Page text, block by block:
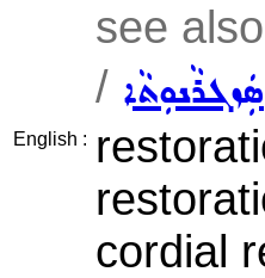
English :
see also
/ ܣܲܙܓܪܵܢܘܼܬܵܐ
cordial